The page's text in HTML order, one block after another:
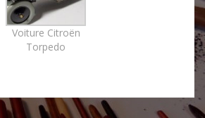
Voiture Citroën
Torpedo